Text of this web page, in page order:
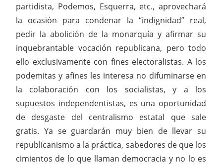
partidista, Podemos, Esquerra, etc., aprovechará
la ocasión para condenar la “indignidad” real,
pedir la abolición de la monarquía y afirmar su
inquebrantable vocación republicana, pero todo
ello exclusivamente con fines electoralistas. A los
podemitas y afines les interesa no difuminarse en
la colaboración con los socialistas, y a los
supuestos independentistas, es una oportunidad
de desgaste del centralismo estatal que sale
gratis. Ya se guardarán muy bien de llevar su
republicanismo a la práctica, sabedores de que los
cimientos de lo que llaman democracia y no lo es